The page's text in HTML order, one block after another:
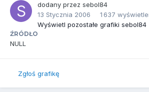
dodany przez sebol84
13 Stycznia 2006
1 637
Wyświetl pozostałe grafiki sebol84
ŹRÓDŁO
NULL
Zgłoś grafikę